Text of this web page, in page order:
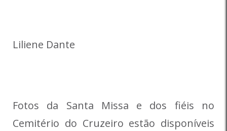
Liliene Dante
Fotos da Santa Missa e dos fiéis no
Cemitério do Cruzeiro estão disponíveis